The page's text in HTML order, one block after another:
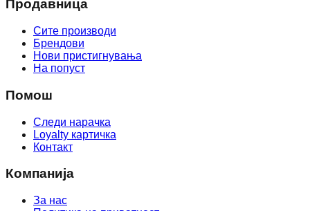
Продавница
Сите производи
Брендови
Нови пристигнувања
На попуст
Помош
Следи нарачка
Loyalty картичка
Контакт
Компанија
За нас